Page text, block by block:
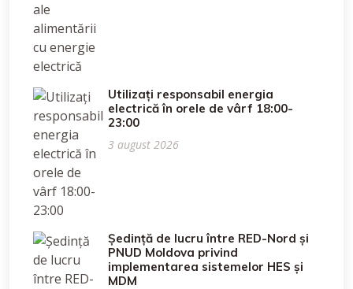
Utilizați responsabil energia
electrică în orele de vârf 18:00-
23:00
3 august 2026
Ședință de lucru între RED-Nord și
PNUD Moldova privind
implementarea sistemelor HES și
MDM